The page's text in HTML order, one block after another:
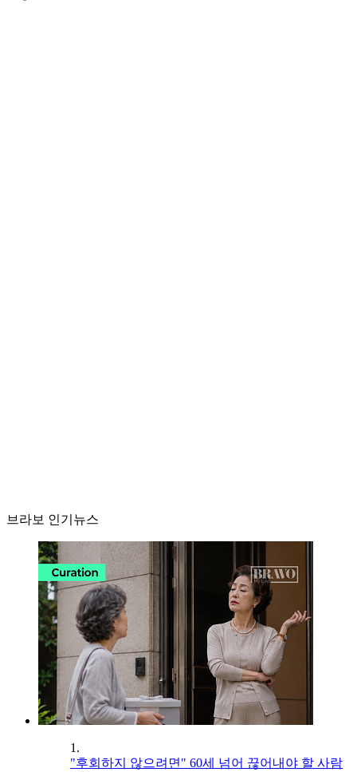
브라보 인기뉴스
1.
"후회하지 않으려면" 60세 넘어 끊어내야 할 사람